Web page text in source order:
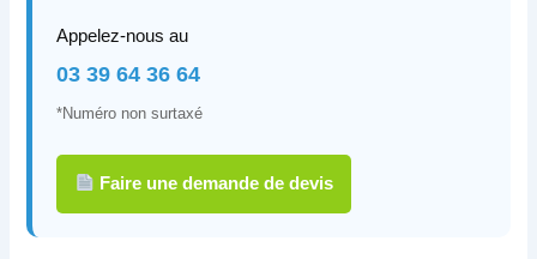
Appelez-nous au
03 39 64 36 64
*Numéro non surtaxé
Faire une demande de devis